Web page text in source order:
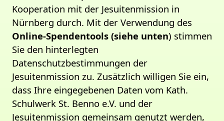
Kooperation mit der Jesuitenmission in
Nürnberg durch. Mit der Verwendung des
Online-Spendentools (siehe unten) stimmen
Sie den hinterlegten
Datenschutzbestimmungen der
Jesuitenmission zu. Zusätzlich willigen Sie ein,
dass Ihre eingegebenen Daten vom Kath.
Schulwerk St. Benno e.V. und der
Jesuitenmission gemeinsam genutzt werden,